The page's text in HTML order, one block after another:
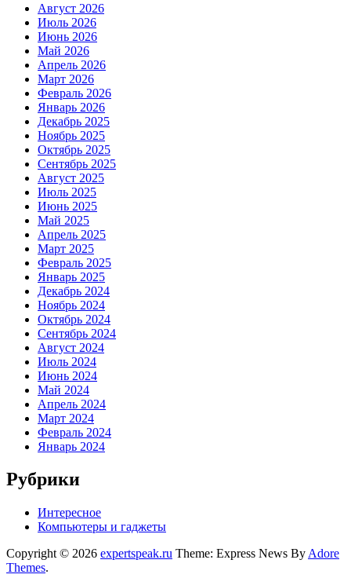
Август 2026
Июль 2026
Июнь 2026
Май 2026
Апрель 2026
Март 2026
Февраль 2026
Январь 2026
Декабрь 2025
Ноябрь 2025
Октябрь 2025
Сентябрь 2025
Август 2025
Июль 2025
Июнь 2025
Май 2025
Апрель 2025
Март 2025
Февраль 2025
Январь 2025
Декабрь 2024
Ноябрь 2024
Октябрь 2024
Сентябрь 2024
Август 2024
Июль 2024
Июнь 2024
Май 2024
Апрель 2024
Март 2024
Февраль 2024
Январь 2024
Рубрики
Интересное
Компьютеры и гаджеты
Copyright © 2026 expertspeak.ru Theme: Express News By Adore
Themes.